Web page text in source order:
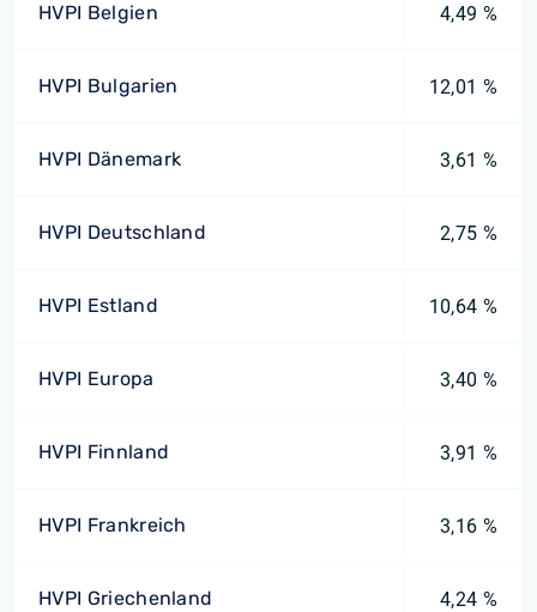
HVPI Belgien 4,49 %
HVPI Bulgarien 12,01 %
HVPI Dänemark 3,61 %
HVPI Deutschland 2,75 %
HVPI Estland 10,64 %
HVPI Europa 3,40 %
HVPI Finnland 3,91 %
HVPI Frankreich 3,16 %
HVPI Griechenland 4,24 %